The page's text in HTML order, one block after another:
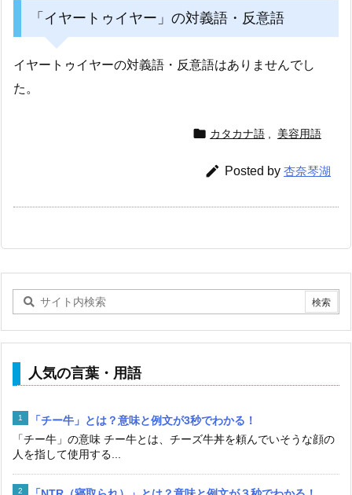
「イヤートゥイヤー」の対義語・反意語
イヤートゥイヤーの対義語・反意語はありませんでし
た。
 カタカナ語 美容用語
 Posted by 杏奈琴湖
人気の言葉・用語
「チー牛」とは？意味と例文が3秒でわかる！
「チー牛」の意味 チー牛とは、チーズ牛丼を頼んでいそうな顔の
人を指して使用する...